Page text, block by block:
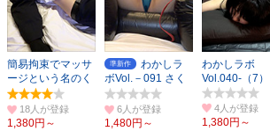
簡易拘束でマッサ
ージという名のく
すぐり続行！
18人
1,380円～
準新作
わかしラ
ボVol.－091 さく
まつな（2）
6人
1,480円～
わかしラボ
Vol.040-（7）
4人
1,380円～